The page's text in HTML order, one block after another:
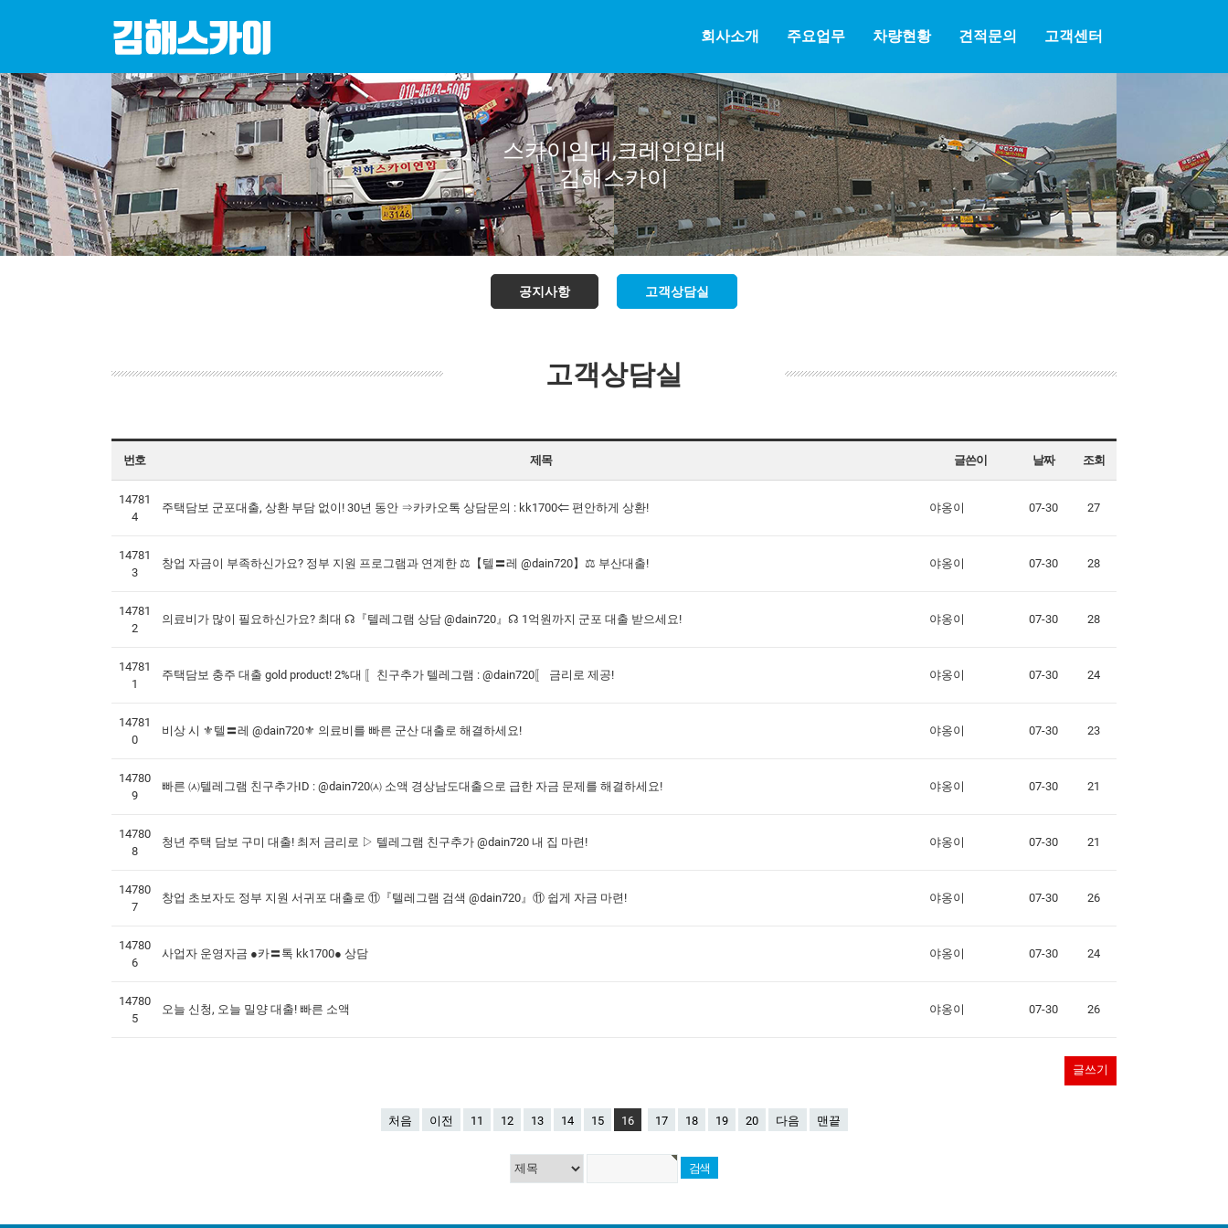
회사소개 주요업무 차량현황 견적문의 고객센터
스카이임대,크레인임대
김해스카이
공지사항 고객상담실
고객상담실
번호 제목 글쓴이 날짜 조회
14781
4
주택담보 군포대출, 상환 부담 없이! 30년 동안 ⇒카카오톡 상담문의 : kk1700⇐ 편안하게 상환! 야옹이 07-30 27
14781
3
창업 자금이 부족하신가요? 정부 지원 프로그램과 연계한 ⚖【텔〓레 @dain720】⚖ 부산대출! 야옹이 07-30 28
14781
2
의료비가 많이 필요하신가요? 최대 ☊『텔레그램 상담 @dain720』☊ 1억원까지 군포 대출 받으세요! 야옹이 07-30 28
14781
1
주택담보 충주 대출 gold product! 2%대 〚친구추가 텔레그램 : @dain720〚 금리로 제공! 야옹이 07-30 24
14781
0
비상 시 ⚜텔〓레 @dain720⚜ 의료비를 빠른 군산 대출로 해결하세요! 야옹이 07-30 23
14780
9
빠른 ㈆텔레그램 친구추가ID : @dain720㈆ 소액 경상남도대출으로 급한 자금 문제를 해결하세요! 야옹이 07-30 21
14780
8
청년 주택 담보 구미 대출! 최저 금리로 ▷ 텔레그램 친구추가 @dain720 내 집 마련! 야옹이 07-30 21
14780
7
창업 초보자도 정부 지원 서귀포 대출로 ⑪『텔레그램 검색 @dain720』⑪ 쉽게 자금 마련! 야옹이 07-30 26
14780
6
사업자 운영자금 ●카〓톡 kk1700● 상담 야옹이 07-30 24
14780
5
오늘 신청, 오늘 밀양 대출! 빠른 소액 야옹이 07-30 26
글쓰기
처음 이전 11 12 13 14 15 16 17 18 19 20 다음 맨끝